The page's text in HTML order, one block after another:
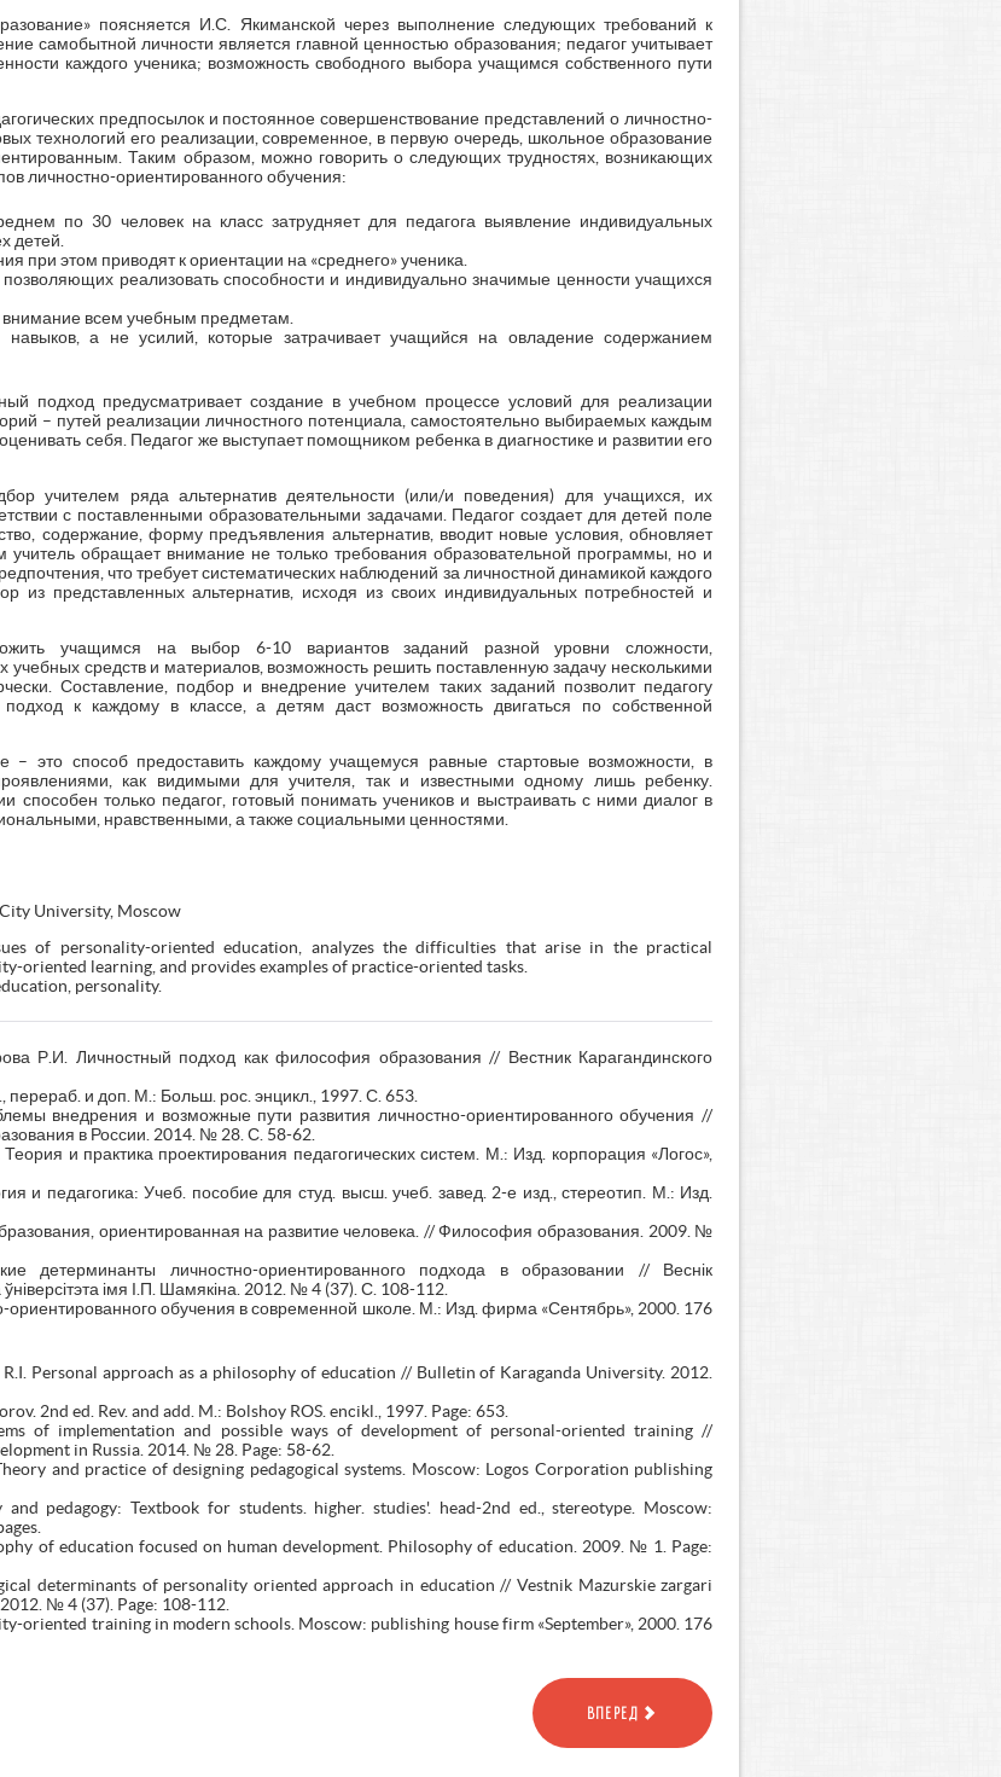
поясняется И.С. Якиманской через выполнение следующих требований к
самобытной личности является главной ценностью образования; педагог учитывает
каждого ученика; возможность свободного выбора учащимся собственного пути
предпосылок и постоянное совершенствование представлений о личностно-
технологий его реализации, современное, в первую очередь, школьное образование
Таким образом, можно говорить о следующих трудностях, возникающих
личностно-ориентированного обучения:
по 30 человек на класс затрудняет для педагога выявление индивидуальных
детей.
при этом приводят к ориентации на «среднего» ученика.
позволяющих реализовать способности и индивидуально значимые ценности учащихся
всем учебным предметам.
а не усилий, которые затрачивает учащийся на овладение содержанием
подход предусматривает создание в учебном процессе условий для реализации
– путей реализации личностного потенциала, самостоятельно выбираемых каждым
себя. Педагог же выступает помощником ребенка в диагностике и развитии его
учителем ряда альтернатив деятельности (или/и поведения) для учащихся, их
с поставленными образовательными задачами. Педагог создает для детей поле
содержание, форму предъявления альтернатив, вводит новые условия, обновляет
обращает внимание не только требования образовательной программы, но и
что требует систематических наблюдений за личностной динамикой каждого
из представленных альтернатив, исходя из своих индивидуальных потребностей и
учащимся на выбор 6-10 вариантов заданий разной уровни сложности,
средств и материалов, возможность решить поставленную задачу несколькими
Составление, подбор и внедрение учителем таких заданий позволит педагогу
подход к каждому в классе, а детям даст возможность двигаться по собственной
– это способ предоставить каждому учащемуся равные стартовые возможности, в
как видимыми для учителя, так и известными одному лишь ребенку.
способен только педагог, готовый понимать учеников и выстраивать с ними диалог в
нравственными, а также социальными ценностями.
University, Moscow
of personality-oriented education, analyzes the difficulties that arise in the practical
oriented learning, and provides examples of practice-oriented tasks.
personality.
Р.И. Личностный подход как философия образования // Вестник Карагандинского
и доп. М.: Больш. рос. энцикл., 1997. С. 653.
внедрения и возможные пути развития личностно-ориентированного обучения //
в России. 2014. № 28. С. 58-62.
и практика проектирования педагогических систем. М.: Изд. корпорация «Логос»,
и педагогика: Учеб. пособие для студ. высш. учеб. завед. 2-е изд., стереотип. М.: Изд.
ориентированная на развитие человека. // Философия образования. 2009. №
детерминанты личностно-ориентированного подхода в образовании // Веснік
імя І.П. Шамякіна. 2012. № 4 (37). С. 108-112.
ориентированного обучения в современной школе. М.: Изд. фирма «Сентябрь», 2000. 176
R.I. Personal approach as a philosophy of education // Bulletin of Karaganda University. 2012.
2nd ed. Rev. and add. M.: Bolshoy ROS. encikl., 1997. Page: 653.
of implementation and possible ways of development of personal-oriented training //
in Russia. 2014. № 28. Page: 58-62.
and practice of designing pedagogical systems. Moscow: Logos Corporation publishing
and pedagogy: Textbook for students. higher. studies'. head-2nd ed., stereotype. Moscow:
of education focused on human development. Philosophy of education. 2009. № 1. Page:
determinants of personality oriented approach in education // Vestnik Mazurskie zargari
№ 4 (37). Page: 108-112.
oriented training in modern schools. Moscow: publishing house firm «September», 2000. 176
ВПЕРЕД